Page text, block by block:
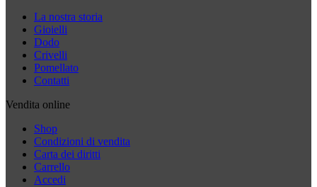
La nostra storia
Gioielli
Dodo
Crivelli
Pomellato
Contatti
Vendita online
Shop
Condizioni di vendita
Carta dei diritti
Carrello
Accedi